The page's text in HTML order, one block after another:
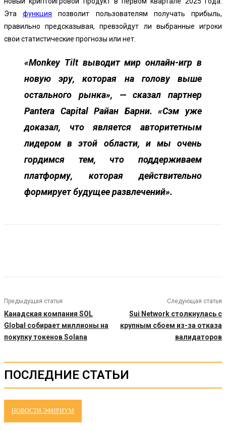
Этафункция позволит пользователям получать прибыль,
правильно предсказывая, превзойдут ли выбранные игроки
свои статистические прогнозы или нет.
«Monkey Tilt выводит мир онлайн-игр в
новую эру, которая на голову выше
остального рынка», — сказал партнер
Pantera Capital Райан Барни. «Сэм уже
доказал, что является авторитетным
лидером в этой области, и мы очень
гордимся тем, что поддерживаем
платформу, которая действительно
формирует будущее развлечений».
Предыдущая статья
Канадская компания SOL
Global собирает миллионы на
покупку токенов Solana
Следующая статья
Sui Network столкнулась с
крупным сбоем из-за отказа
валидаторов
ПОСЛЕДНИЕ СТАТЬИ
НОВОСТИ ЭФИРИУМ